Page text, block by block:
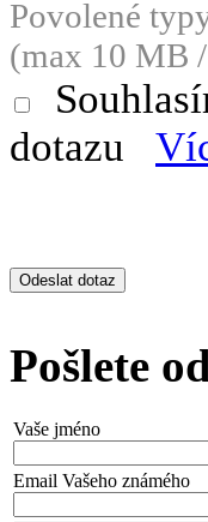
Povolené
(max 10 MB
dotazu
Pošlete
Vaše jméno
Email Vašeho známého